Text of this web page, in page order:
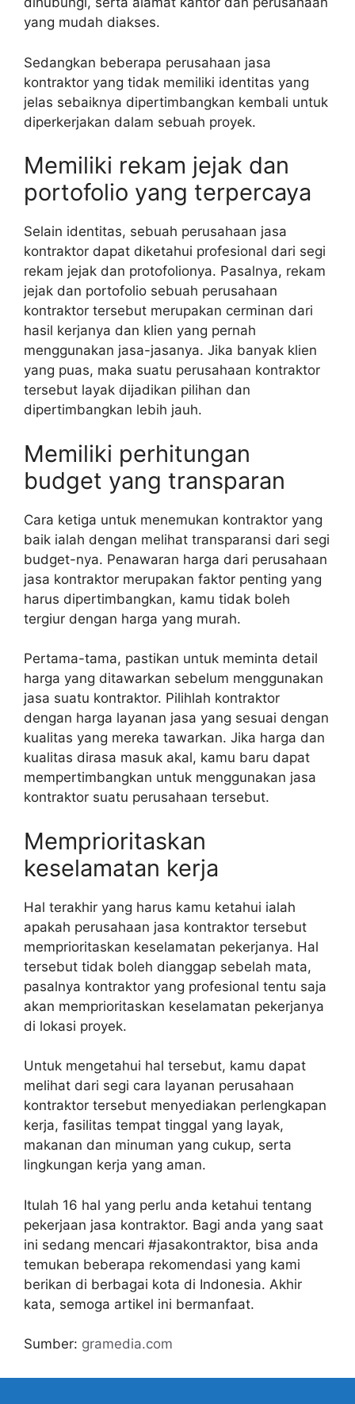
yang mudah diakses.
Sedangkan beberapa perusahaan jasa
kontraktor yang tidak memiliki identitas yang
jelas sebaiknya dipertimbangkan kembali untuk
diperkerjakan dalam sebuah proyek.
Memiliki rekam jejak dan
portofolio yang terpercaya
Selain identitas, sebuah perusahaan jasa
kontraktor dapat diketahui profesional dari segi
rekam jejak dan protofolionya. Pasalnya, rekam
jejak dan portofolio sebuah perusahaan
kontraktor tersebut merupakan cerminan dari
hasil kerjanya dan klien yang pernah
menggunakan jasa-jasanya. Jika banyak klien
yang puas, maka suatu perusahaan kontraktor
tersebut layak dijadikan pilihan dan
dipertimbangkan lebih jauh.
Memiliki perhitungan
budget yang transparan
Cara ketiga untuk menemukan kontraktor yang
baik ialah dengan melihat transparansi dari segi
budget-nya. Penawaran harga dari perusahaan
jasa kontraktor merupakan faktor penting yang
harus dipertimbangkan, kamu tidak boleh
tergiur dengan harga yang murah.
Pertama-tama, pastikan untuk meminta detail
harga yang ditawarkan sebelum menggunakan
jasa suatu kontraktor. Pilihlah kontraktor
dengan harga layanan jasa yang sesuai dengan
kualitas yang mereka tawarkan. Jika harga dan
kualitas dirasa masuk akal, kamu baru dapat
mempertimbangkan untuk menggunakan jasa
kontraktor suatu perusahaan tersebut.
Memprioritaskan
keselamatan kerja
Hal terakhir yang harus kamu ketahui ialah
apakah perusahaan jasa kontraktor tersebut
memprioritaskan keselamatan pekerjanya. Hal
tersebut tidak boleh dianggap sebelah mata,
pasalnya kontraktor yang profesional tentu saja
akan memprioritaskan keselamatan pekerjanya
di lokasi proyek.
Untuk mengetahui hal tersebut, kamu dapat
melihat dari segi cara layanan perusahaan
kontraktor tersebut menyediakan perlengkapan
kerja, fasilitas tempat tinggal yang layak,
makanan dan minuman yang cukup, serta
lingkungan kerja yang aman.
Itulah 16 hal yang perlu anda ketahui tentang
pekerjaan jasa kontraktor. Bagi anda yang saat
ini sedang mencari #jasakontraktor, bisa anda
temukan beberapa rekomendasi yang kami
berikan di berbagai kota di Indonesia. Akhir
kata, semoga artikel ini bermanfaat.
Sumber: gramedia.com